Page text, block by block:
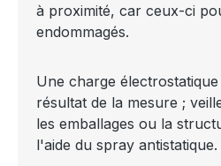
à proximité, car ceux-ci
endommagés.
Une charge
résultat de la mesure ;
les emballages ou la
l'aide du spray antistatique.